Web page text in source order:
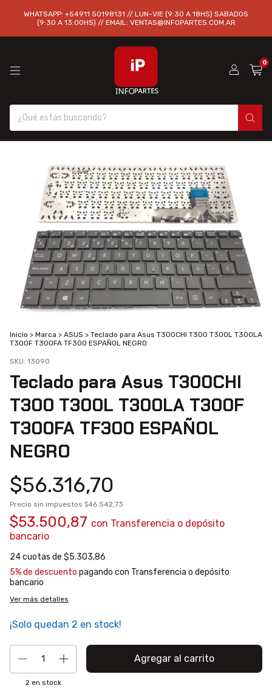
WHATSAPP: +54911 50198131 // LUN-VIE (9:30 A 18HS) SABADOS
(9:30 A 13:00HS) // EMAIL: VENTAS@INFOPARTES.COM.AR
0
Inicio > Marca > ASUS > Teclado para Asus T300CHI T300 T300L T300LA
T300F T300FA TF300 ESPAÑOL NEGRO
SKU: 13090
Teclado para Asus T300CHI
T300 T300L T300LA T300F
T300FA TF300 ESPAÑOL
NEGRO
$56.316,70
Precio sin impuestos $46.542,73
$53.500,87 con Transferencia o depósito
bancario
24cuotas de $5.303,86
5% de descuento pagando con Transferencia o depósito
bancario
Ver más detalles
¡Solo quedan 2 en stock!
2 en stock